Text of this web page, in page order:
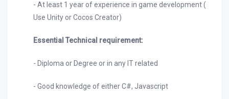
- At least 1 year of experience in game development (
Use Unity or Cocos Creator)
Essential Technical requirement:
- Diploma or Degree or in any IT related
- Good knowledge of either C#, Javascript